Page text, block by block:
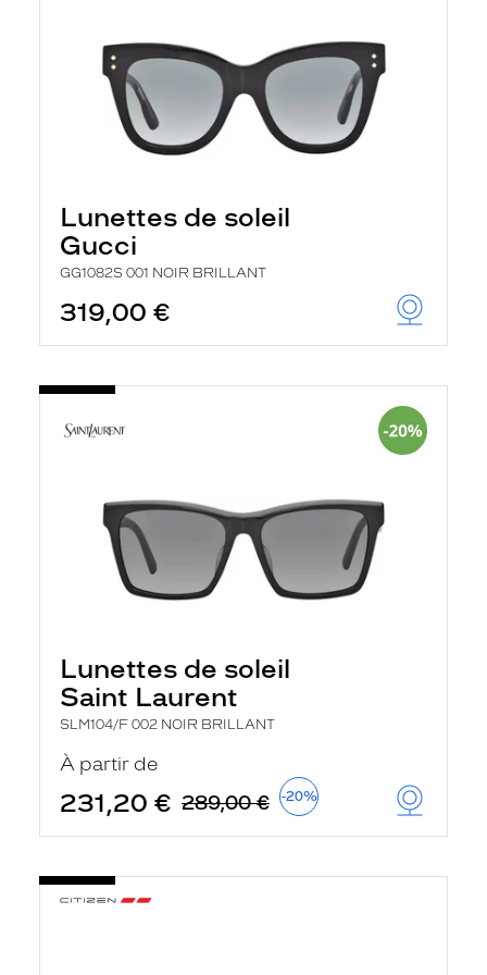
Lunettes de soleil
Gucci
GG1082S 001 NOIR BRILLANT
319,00 €
Lunettes de soleil
Saint Laurent
SLM104/F 002 NOIR BRILLANT
À partir de
231,20 € 289,00 € -20%